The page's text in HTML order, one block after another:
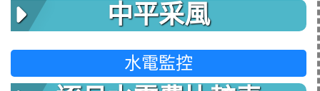
中平采風
水電監控